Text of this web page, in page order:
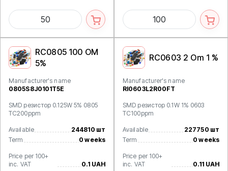
RC0805 100 OM
5%
Manufacturer's name
0805S8J0101T5E
SMD резистор 0.125W 5% 0805
TC200ppm
Available
244810 шт
Term
0 weeks
Price per 100+
inc. VAT
0.1 UAH
RC0603 2 Om 1 %
Manufacturer's name
RI0603L2R00FT
SMD резистор 0.1W 1% 0603
TC100ppm
Available
227750 шт
Term
0 weeks
Price per 100+
inc. VAT
0.11 UAH